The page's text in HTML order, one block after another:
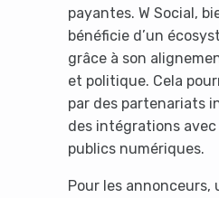
payantes. W Social,
bénéficie d’un
grâce à son
et politique. Cela
par des partenariats
des intégrations avec
publics numériques.
Pour les annonceurs,